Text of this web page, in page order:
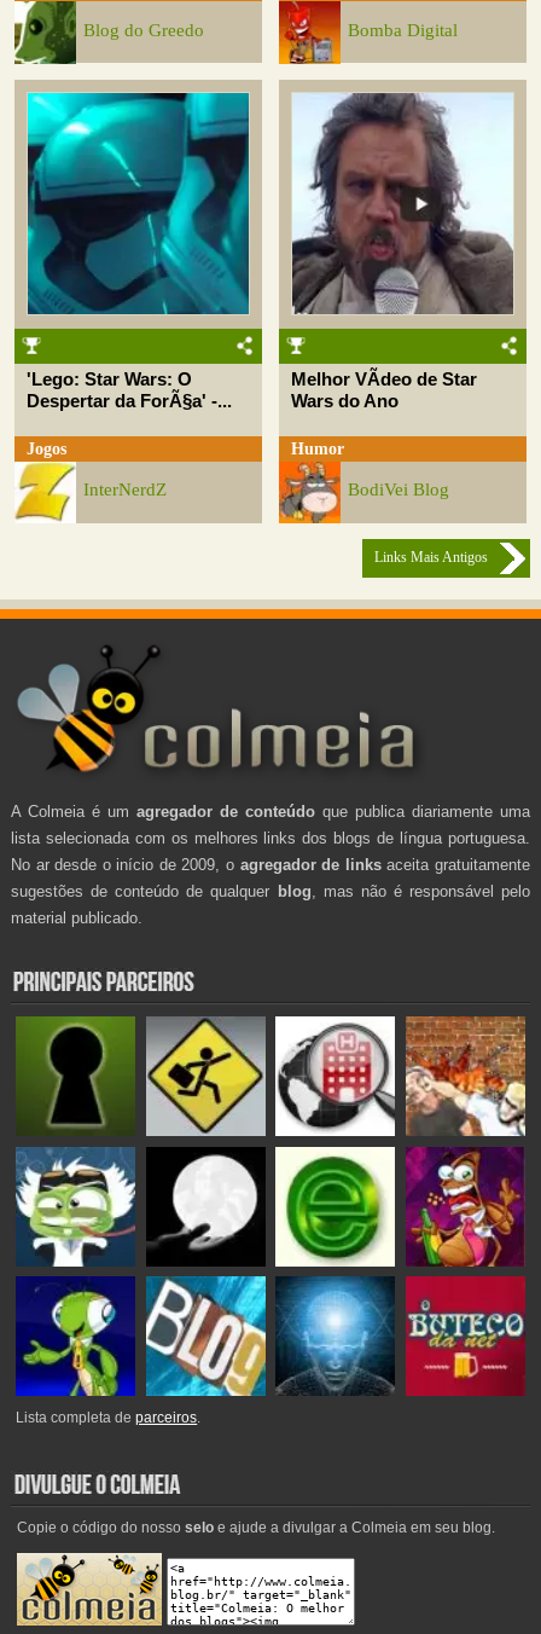
Blog do Greedo Bomba Digital
'Lego: Star Wars: O
Despertar da ForÃ§a' -...
Jogos
InterNerdZ
Melhor VÃ­deo de Star
Wars do Ano
Humor
BodiVei Blog
Links Mais Antigos
A Colmeia é um agregador de conteúdo que publica diariamente uma
lista selecionada com os melhores links dos blogs de língua portuguesa.
No ar desde o início de 2009, o agregador de linksaceita gratuitamente
sugestões de conteúdo de qualquer blog , mas não é responsável pelo
material publicado.
Lista completa deparceiros.
Copie o código do nosso seloe ajude a divulgar a Colmeia em seu blog.